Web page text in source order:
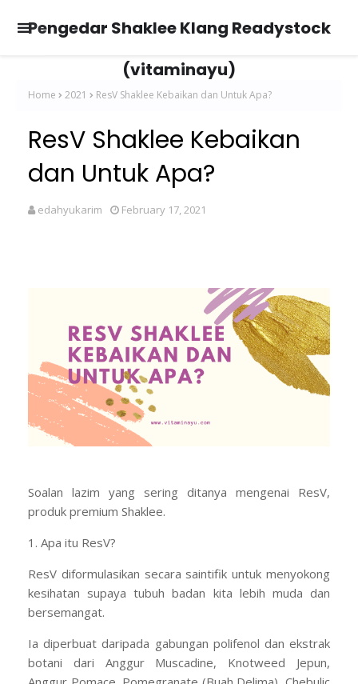
Pengedar Shaklee Klang Readystock
(vitaminayu)
Home 2021 ResV Shaklee Kebaikan dan Untuk Apa?
ResV Shaklee Kebaikan
dan Untuk Apa?
edahyukarim February 17, 2021
Soalan lazim yang sering ditanya mengenai ResV,
produk premium Shaklee.
1. Apa itu ResV?
ResV diformulasikan secara saintifik untuk menyokong
kesihatan supaya tubuh badan kita lebih muda dan
bersemangat.
Ia diperbuat daripada gabungan polifenol dan ekstrak
botani dari Anggur Muscadine, Knotweed Jepun,